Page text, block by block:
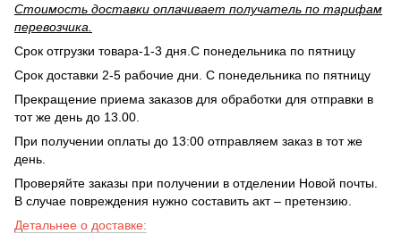
Стоимость доставки оплачивает получатель по тарифам
перевозчика.
Срок отгрузки товара-1-3 дня.С понедельника по пятницу
Срок доставки 2-5 рабочие дни. С понедельника по пятницу
Прекращение приема заказов для обработки для отправки в
тот же день до 13.00.
При получении оплаты до 13:00 отправляем заказ в тот же
день.
Проверяйте заказы при получении в отделении Новой почты.
В случае повреждения нужно составить акт – претензию.
Детальнее о доставке: